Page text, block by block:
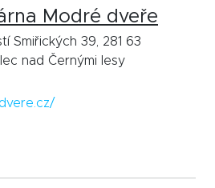
Modré dveře
Smiřických 39, 281 63
nad Černými lesy